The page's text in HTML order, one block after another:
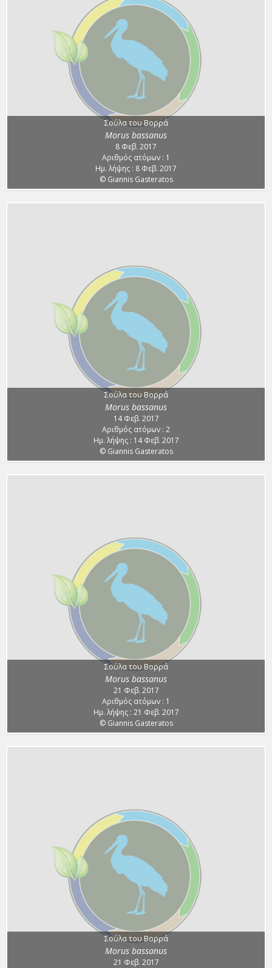
Σούλα του Βορρά
Morus bassanus
8 Φεβ. 2017
Αριθμός ατόμων : 1
Ημ. λήψης : 8 Φεβ. 2017
© Giannis Gasteratos
Σούλα του Βορρά
Morus bassanus
14 Φεβ. 2017
Αριθμός ατόμων : 2
Ημ. λήψης : 14 Φεβ. 2017
© Giannis Gasteratos
Σούλα του Βορρά
Morus bassanus
21 Φεβ. 2017
Αριθμός ατόμων : 1
Ημ. λήψης : 21 Φεβ. 2017
© Giannis Gasteratos
Σούλα του Βορρά
Morus bassanus
21 Φεβ. 2017